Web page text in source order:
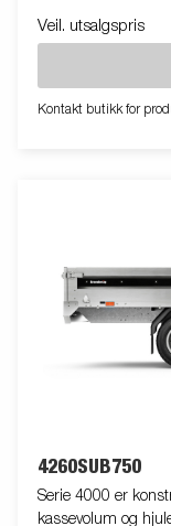
Karmer i stål er
tilbehørsprogram
miljøavgift kan
Veil. utsalgspris
Kontakt butikk for
4260SUB750
Serie 4000 er
kassevolum og